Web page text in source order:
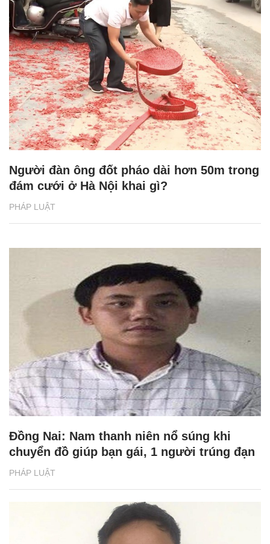
PHÁP LUẬT
Người đàn ông đốt pháo dài hơn 50m trong
đám cưới ở Hà Nội khai gì?
PHÁP LUẬT
Đồng Nai: Nam thanh niên nổ súng khi
chuyển đồ giúp bạn gái, 1 người trúng đạn